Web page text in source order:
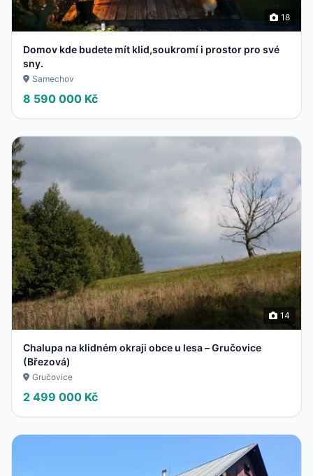
18
Domov kde budete mít klid,soukromí i prostor pro své
sny.
Samechov
8 590 000 Kč
14
Chalupa na klidném okraji obce u lesa – Gručovice
(Březová)
Gručovice
2 499 000 Kč